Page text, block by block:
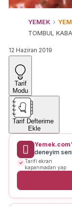
YEMEK
TOMBUL
12 Haziran 2019
Tarif
Modu
Tarif Defterime
Ekle
Yemek.com
deneyim
Tarifi ekran
kapanmadan yap